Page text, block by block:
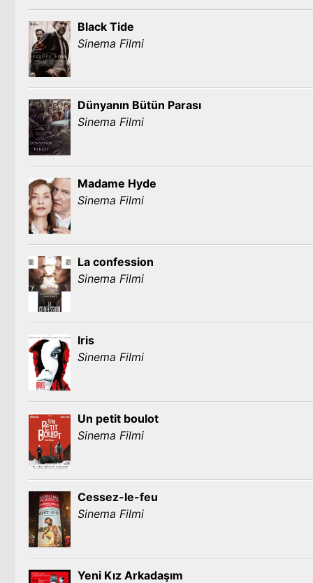
Black Tide
Sinema Filmi
Dünyanın Bütün Parası
Sinema Filmi
Madame Hyde
Sinema Filmi
La confession
Sinema Filmi
Iris
Sinema Filmi
Un petit boulot
Sinema Filmi
Cessez-le-feu
Sinema Filmi
Yeni Kız Arkadaşım